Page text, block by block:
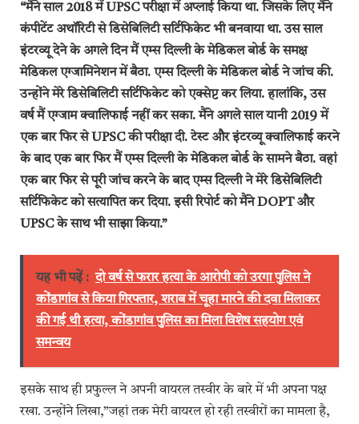
“मैंने साल 2018 में UPSC परीक्षा में अप्लाई किया था. जिसके लिए मैंने
कंपीटेंट अथॉरिटी से डिसेबिलिटी सर्टिफिकेट भी बनवाया था. उस साल
इंटरव्यू देने के अगले दिन मैं एम्स दिल्ली के मेडिकल बोर्ड के समक्ष
मेडिकल एग्जामिनेशन में बैठा. एम्स दिल्ली के मेडिकल बोर्ड ने जांच की.
उन्होंने मेरे डिसेबिलिटी सर्टिफिकेट को एक्सेप्ट कर लिया. हालांकि, उस
वर्ष मैं एग्जाम क्वालिफाई नहीं कर सका. मैंने अगले साल यानी 2019 में
एक बार फिर से UPSC की परीक्षा दी. टेस्ट और इंटरव्यू क्वालिफाई करने
के बाद एक बार फिर मैं एम्स दिल्ली के मेडिकल बोर्ड के सामने बैठा. वहां
एक बार फिर से पूरी जांच करने के बाद एम्स दिल्ली ने मेरे डिसेबिलिटी
सर्टिफिकेट को सत्यापित कर दिया. इसी रिपोर्ट को मैंने DOPT और
UPSC के साथ भी साझा किया.”
यह भी पढ़ें : दो वर्ष से फरार हत्या के आरोपी को उरगा पुलिस ने
कोंडागांव से किया गिरफ्तार, शराब में चूहा मारने की दवा मिलाकर
की गई थी हत्या, कोंडागांव पुलिस का मिला विशेष सहयोग एवं
समन्वय
इसके साथ ही प्रफुल्ल ने अपनी वायरल तस्वीर के बारे में भी अपना पक्ष
रखा. उन्होंने लिखा,”जहां तक मेरी वायरल हो रही तस्वीरों का मामला है,